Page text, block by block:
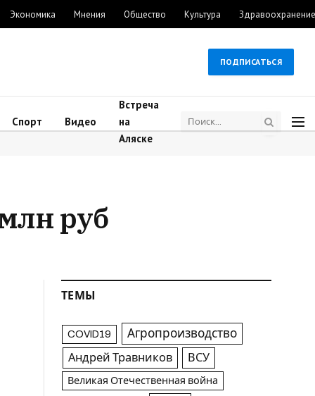
Экономика Мнения Общество Культура Здравоохранение
ПОДПИСАТЬСЯ
Спорт Видео
Встреча
на
Аляске
руб
ТЕМЫ
COVID19 Агропроизводство
Андрей Травников ВСУ
Великая Отечественная война